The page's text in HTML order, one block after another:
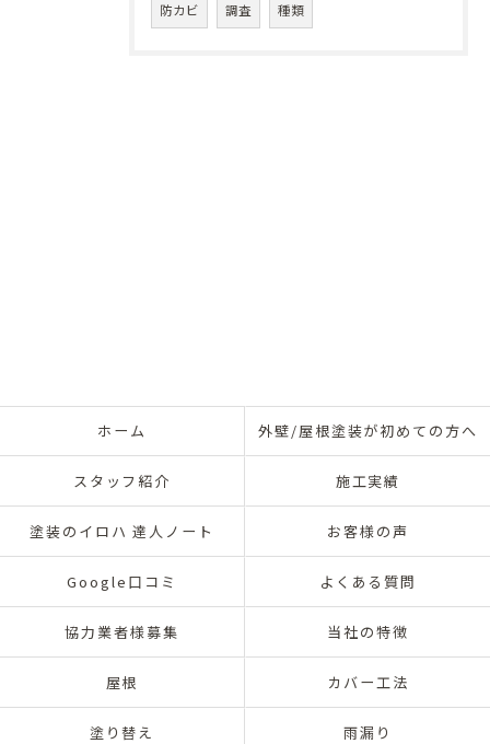
防カビ 調査 種類
ホーム 外壁/屋根塗装が初めての方へ
スタッフ紹介 施工実績
塗装のイロハ 達人ノート お客様の声
Google口コミ よくある質問
協力業者様募集 当社の特徴
屋根 カバー工法
塗り替え 雨漏り